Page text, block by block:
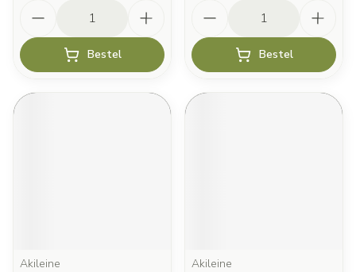
Bestel Bestel
Akileine
Akileine